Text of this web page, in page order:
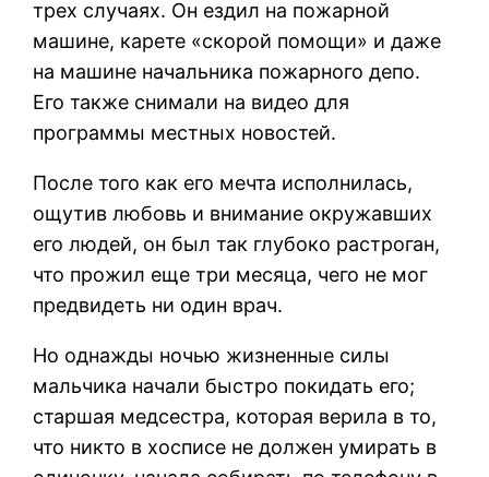
трех случаях. Он ездил на пожарной
машине, карете «скорой помощи» и даже
на машине начальника пожарного депо.
Его также снимали на видео для
программы местных новостей.
После того как его мечта исполнилась,
ощутив любовь и внимание окружавших
его людей, он был так глубоко растроган,
что прожил еще три месяца, чего не мог
предвидеть ни один врач.
Но однажды ночью жизненные силы
мальчика начали быстро покидать его;
старшая медсестра, которая верила в то,
что никто в хосписе не должен умирать в